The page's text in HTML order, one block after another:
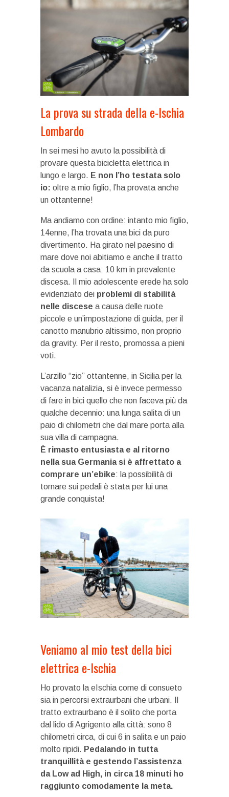
La prova su strada della e-Ischia
Lombardo
In sei mesi ho avuto la possibilità di
provare questa bicicletta elettrica in
lungo e largo. E non l’ho testata solo
io: oltre a mio figlio, l’ha provata anche
un ottantenne!
Ma andiamo con ordine: intanto mio figlio,
14enne, l’ha trovata una bici da puro
divertimento. Ha girato nel paesino di
mare dove noi abitiamo e anche il tratto
da scuola a casa: 10 km in prevalente
discesa. Il mio adolescente erede ha solo
evidenziato dei problemi di stabilità
nelle discese a causa delle ruote
piccole e un’impostazione di guida, per il
canotto manubrio altissimo, non proprio
da gravity. Per il resto, promossa a pieni
voti.
L’arzillo “zio” ottantenne, in Sicilia per la
vacanza natalizia, si è invece permesso
di fare in bici quello che non faceva più da
qualche decennio: una lunga salita di un
paio di chilometri che dal mare porta alla
sua villa di campagna.
È rimasto entusiasta e al ritorno
nella sua Germania si è affrettato a
comprare un’ebike: la possibilità di
tornare sui pedali è stata per lui una
grande conquista!
Veniamo al mio test della bici
elettrica e-Ischia
Ho provato la eIschia come di consueto
sia in percorsi extraurbani che urbani. Il
tratto extraurbano è il solito che porta
dal lido di Agrigento alla città: sono 8
chilometri circa, di cui 6 in salita e un paio
molto ripidi. Pedalando in tutta
tranquillità e gestendo l’assistenza
da Low ad High, in circa 18 minuti ho
raggiunto comodamente la meta.